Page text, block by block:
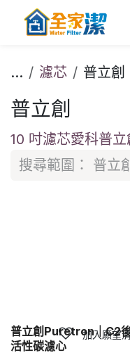
跳至內容
... 濾芯 普立創
普立創
10 吋濾芯愛科普立
普立創Puretron｜C2
活性碳濾心
加入願望